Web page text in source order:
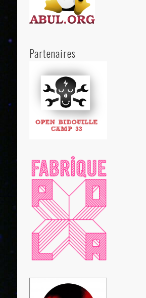
Partenaires